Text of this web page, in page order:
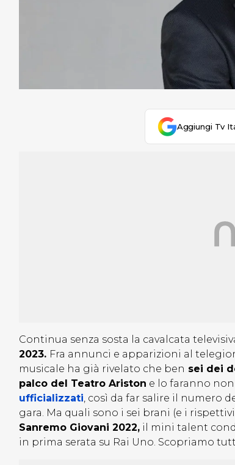
Aggiungi Tv
Continua senza sosta la cavalcata
2023. Fra annunci e apparizioni al
musicale ha già rivelato che ben sei dei
palco del Teatro Ariston e lo faranno
ufficializzati, così da far salire il numero
gara. Ma quali sono i sei brani (e i
Sanremo Giovani 2022, il mini talent
in prima serata su Rai Uno. Scopriamo